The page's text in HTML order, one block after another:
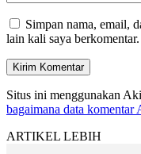
Simpan nama, email,
lain kali saya berkomentar.
Situs ini menggunakan
bagaimana data komentar
ARTIKEL LEBIH